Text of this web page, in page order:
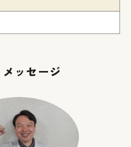
メッセージ